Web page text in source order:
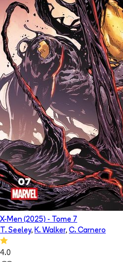
X-Men (2025) - Tome 7
T. Seeley, K. Walker, C. Carnero
4.0